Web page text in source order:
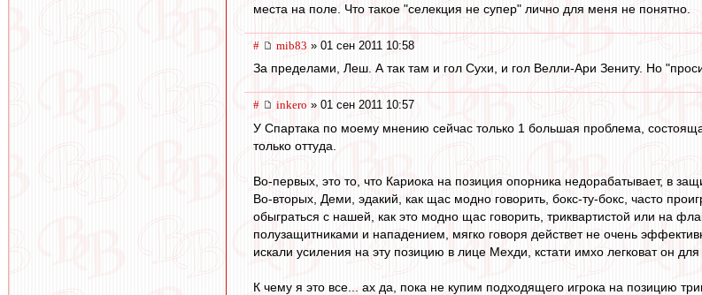
места на поле. Что такое "селекция не супер" лично для меня не понятно.
# mib83 » 01 сен 2011 10:58
За пределами, Леш. А так там и гол Сухи, и гол Велли-Ари Зениту. Но
# inkero » 01 сен 2011 10:57
У Спартака по моему мнению сейчас только 1 большая проблема,
только оттуда.
Во-первых, это то, что Кариока на позиция опорника недорабатывает, в
Во-вторых, Деми, эдакий, как щас модно говорить, бокс-ту-бокс, часто
обыграться с нашей, как это модно щас говорить, триквартистой или на
полузащитниками и нападением, мягко говоря действет не очень
искали усиления на эту позицию в лице Мехди, кстати имхо легковат он для
К чему я это все... ах да, пока не купим подходящего игрока на позицию